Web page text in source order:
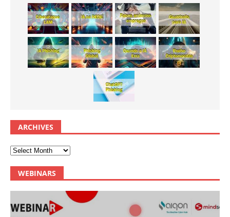
ARCHIVES
WEBINARS